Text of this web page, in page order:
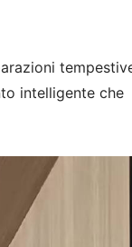
intelligente che